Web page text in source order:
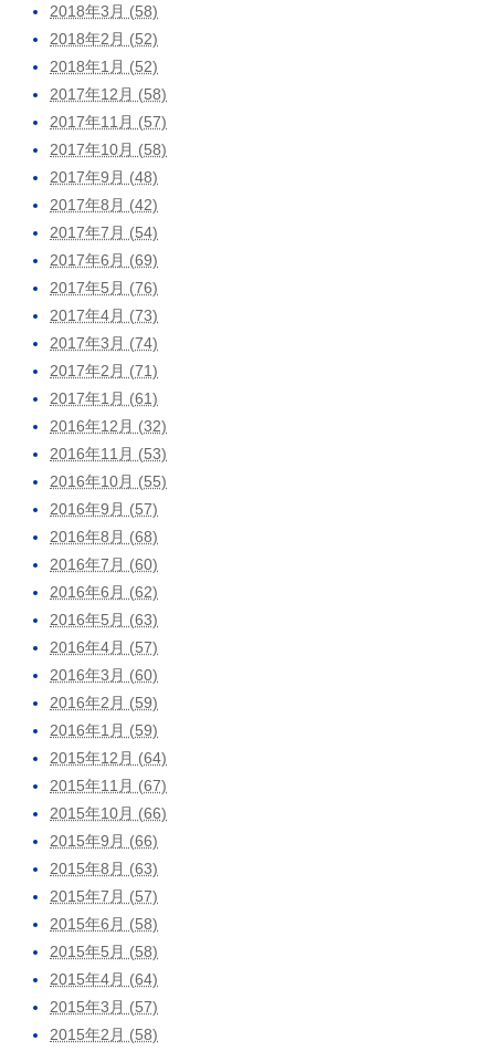
2018年3月 (58)
2018年2月 (52)
2018年1月 (52)
2017年12月 (58)
2017年11月 (57)
2017年10月 (58)
2017年9月 (48)
2017年8月 (42)
2017年7月 (54)
2017年6月 (69)
2017年5月 (76)
2017年4月 (73)
2017年3月 (74)
2017年2月 (71)
2017年1月 (61)
2016年12月 (32)
2016年11月 (53)
2016年10月 (55)
2016年9月 (57)
2016年8月 (68)
2016年7月 (60)
2016年6月 (62)
2016年5月 (63)
2016年4月 (57)
2016年3月 (60)
2016年2月 (59)
2016年1月 (59)
2015年12月 (64)
2015年11月 (67)
2015年10月 (66)
2015年9月 (66)
2015年8月 (63)
2015年7月 (57)
2015年6月 (58)
2015年5月 (58)
2015年4月 (64)
2015年3月 (57)
2015年2月 (58)